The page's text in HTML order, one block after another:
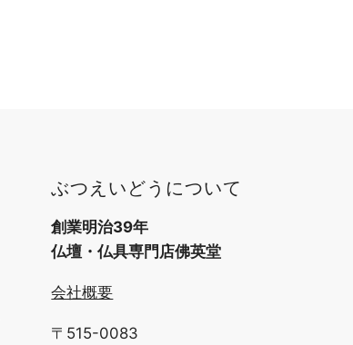
ぶつえいどうについて
創業明治39年
仏壇・仏具専門店佛英堂
会社概要
〒515-0083